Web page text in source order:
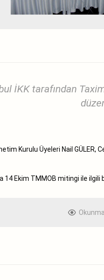
İKK tarafından
Kurulu Üyeleri Nail GÜLER,
14 Ekim TMMOB mitingi ile
Okunma